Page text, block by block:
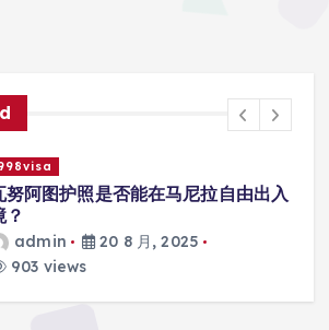
998visa
努阿图护照是否能在马尼拉使用国际
校的注册？
admin
20 8 月, 2025
818 views